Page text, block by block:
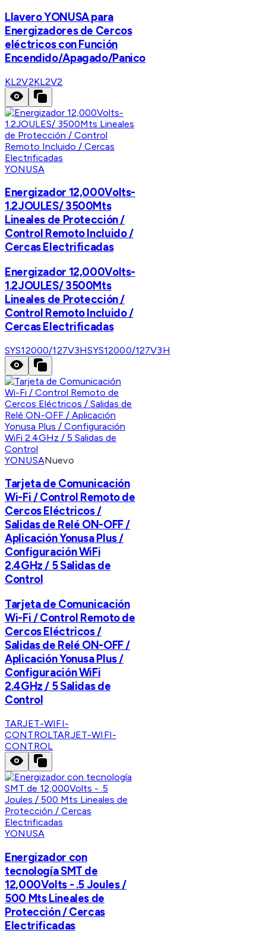
Llavero YONUSA para
Energizadores de Cercos
eléctricos con Función
Encendido/Apagado/Panico
KL2V2KL2V2
YONUSA
Energizador 12,000Volts-
1.2JOULES/ 3500Mts
Lineales de Protección /
Control Remoto Incluido /
Cercas Electrificadas
Energizador 12,000Volts-
1.2JOULES/ 3500Mts
Lineales de Protección /
Control Remoto Incluido /
Cercas Electrificadas
SYS12000/127V3HSYS12000/127V3H
YONUSANuevo
Tarjeta de Comunicación
Wi-Fi / Control Remoto de
Cercos Eléctricos /
Salidas de Relé ON-OFF /
Aplicación Yonusa Plus /
Configuración WiFi
2.4GHz / 5 Salidas de
Control
Tarjeta de Comunicación
Wi-Fi / Control Remoto de
Cercos Eléctricos /
Salidas de Relé ON-OFF /
Aplicación Yonusa Plus /
Configuración WiFi
2.4GHz / 5 Salidas de
Control
TARJET-WIFI-
CONTROLTARJET-WIFI-
CONTROL
YONUSA
Energizador con
tecnología SMT de
12,000Volts - .5 Joules /
500 Mts Lineales de
Protección / Cercas
Electrificadas